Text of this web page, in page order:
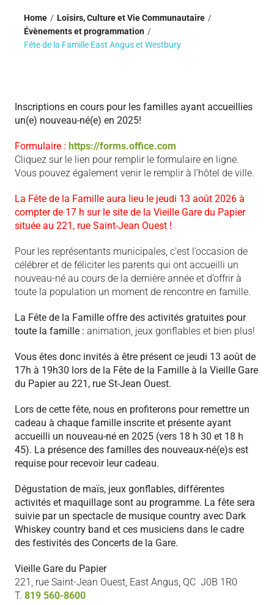
Home
Loisirs, Culture et Vie Communautaire
Évènements et programmation
Fête de la Famille East Angus et Westbury
Inscriptions en cours pour les familles ayant accueillies
un(e) nouveau-né(e) en 2025!
Formulaire : https://forms.office.com
Cliquez sur le lien pour remplir le formulaire en ligne.
Vous pouvez également venir le remplir à l’hôtel de ville.
La Fête de la Famille aura lieu le jeudi 13 août 2026 à
compter de 17 h sur le site de la Vieille Gare du Papier
située au 221, rue Saint-Jean Ouest !
Pour les représentants municipales, c’est l’occasion de
célébrer et de féliciter les parents qui ont accueilli un
nouveau-né au cours de la dernière année et d’offrir à
toute la population un moment de rencontre en famille.
La Fête de la Famille offre des activités gratuites pour
toute la famille : animation, jeux gonflables et bien plus!
Vous êtes donc invités à être présent ce jeudi 13 août de
17h à 19h30 lors de la Fête de la Famille à la Vieille Gare
du Papier au 221, rue St-Jean Ouest.
Lors de cette fête, nous en profiterons pour remettre un
cadeau à chaque famille inscrite et présente ayant
accueilli un nouveau-né en 2025 (vers 18 h 30 et 18 h
45). La présence des familles des nouveaux-né(e)s est
requise pour recevoir leur cadeau.
Dégustation de maïs, jeux gonflables, différentes
activités et maquillage sont au programme. La fête sera
suivie par un spectacle de musique country avec Dark
Whiskey country band et ces musiciens dans le cadre
des festivités des Concerts de la Gare.
Vieille Gare du Papier
221, rue Saint-Jean Ouest, East Angus, QC J0B 1R0
T. 819 560-8600